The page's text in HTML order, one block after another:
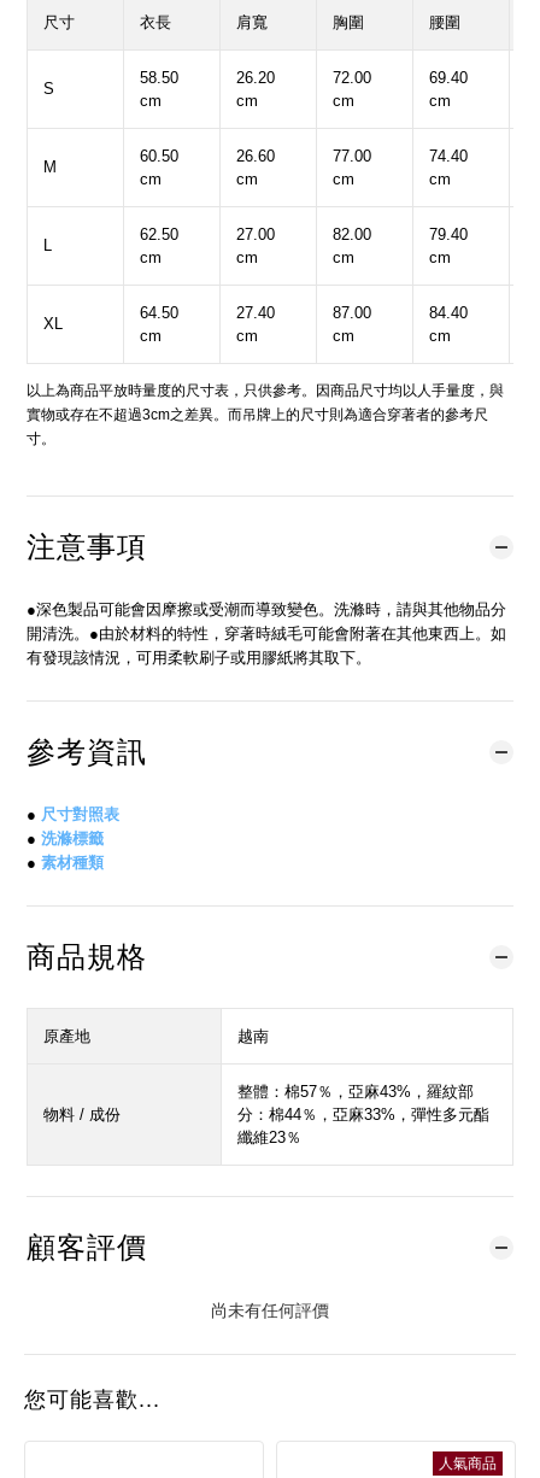
尺寸 衣長 肩寬 胸圍 腰圍
S
58.50
cm
26.20
cm
72.00
cm
69.40
cm
M
60.50
cm
26.60
cm
77.00
cm
74.40
cm
L
62.50
cm
27.00
cm
82.00
cm
79.40
cm
XL
64.50
cm
27.40
cm
87.00
cm
84.40
cm
以上為商品平放時量度的尺寸表，只供參考。因商品尺寸均以人手量度，與
實物或存在不超過3cm之差異。而吊牌上的尺寸則為適合穿著者的參考尺
寸。
注意事項
●深色製品可能會因摩擦或受潮而導致變色。洗滌時，請與其他物品分
開清洗。●由於材料的特性，穿著時絨毛可能會附著在其他東西上。如
有發現該情況，可用柔軟刷子或用膠紙將其取下。
參考資訊
● 尺寸對照表
● 洗滌標籤
● 素材種類
商品規格
原產地 越南
物料 / 成份
整體：棉57％，亞麻43%，羅紋部
分：棉44％，亞麻33%，彈性多元酯
纖維23％
顧客評價
尚未有任何評價
您可能喜歡...
人氣商品